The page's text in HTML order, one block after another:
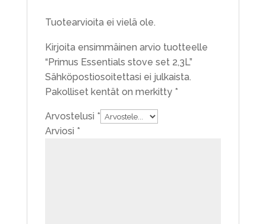
Tuotearvioita ei vielä ole.
Kirjoita ensimmäinen arvio tuotteelle
“Primus Essentials stove set 2,3L”
Sähköpostiosoitettasi ei julkaista.
Pakolliset kentät on merkitty *
Arvostelusi *
Arviosi *